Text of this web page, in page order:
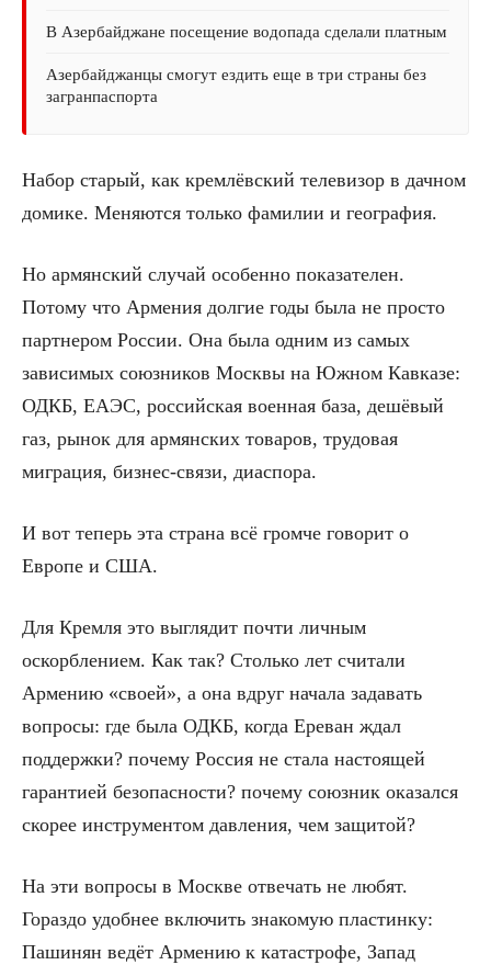
В Азербайджане посещение водопада сделали платным
Азербайджанцы смогут ездить еще в три страны без
загранпаспорта
Набор старый, как кремлёвский телевизор в дачном
домике. Меняются только фамилии и география.
Но армянский случай особенно показателен.
Потому что Армения долгие годы была не просто
партнером России. Она была одним из самых
зависимых союзников Москвы на Южном Кавказе:
ОДКБ, ЕАЭС, российская военная база, дешёвый
газ, рынок для армянских товаров, трудовая
миграция, бизнес-связи, диаспора.
И вот теперь эта страна всё громче говорит о
Европе и США.
Для Кремля это выглядит почти личным
оскорблением. Как так? Столько лет считали
Армению «своей», а она вдруг начала задавать
вопросы: где была ОДКБ, когда Ереван ждал
поддержки? почему Россия не стала настоящей
гарантией безопасности? почему союзник оказался
скорее инструментом давления, чем защитой?
На эти вопросы в Москве отвечать не любят.
Гораздо удобнее включить знакомую пластинку:
Пашинян ведёт Армению к катастрофе, Запад